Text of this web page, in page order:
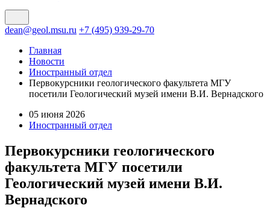
dean@geol.msu.ru +7 (495) 939-29-70
Главная
Новости
Иностранный отдел
Первокурсники геологического факультета МГУ
посетили Геологический музей имени В.И. Вернадского
05 июня 2026
Иностранный отдел
Первокурсники геологического
факультета МГУ посетили
Геологический музей имени В.И.
Вернадского